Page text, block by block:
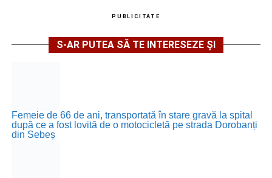
PUBLICITATE
S-AR PUTEA SĂ TE INTERESEZE ȘI
Femeie de 66 de ani, transportată în stare gravă la spital
după ce a fost lovită de o motocicletă pe strada Dorobanți
din Sebeș